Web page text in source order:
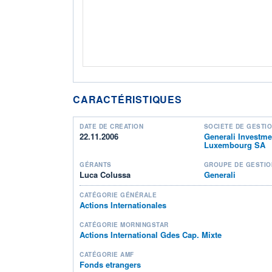
CARACTÉRISTIQUES
DATE DE CRÉATION
22.11.2006
SOCIÉTÉ DE
Generali
Luxembourg SA
GÉRANTS
Luca Colussa
GROUPE DE
Generali
CATÉGORIE GÉNÉRALE
Actions Internationales
CATÉGORIE MORNINGSTAR
Actions International Gdes Cap. Mixte
CATÉGORIE AMF
Fonds etrangers